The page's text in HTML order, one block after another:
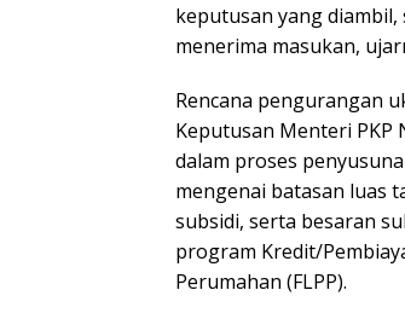
keputusan yang diambil,
menerima masukan,
Rencana pengurangan
Keputusan Menteri PKP
dalam proses
mengenai batasan luas
subsidi, serta besaran
program Kredit/
Perumahan (FLPP).